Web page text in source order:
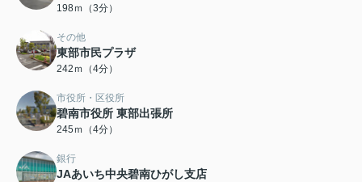
198ｍ（3分）
その他
東部市民プラザ
242ｍ（4分）
市役所・区役所
碧南市役所 東部出張所
245ｍ（4分）
銀行
JAあいち中央碧南ひがし支店